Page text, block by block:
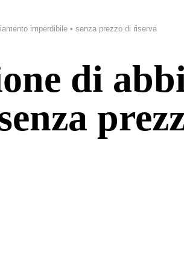
imperdibile • senza prezzo di riserva
di